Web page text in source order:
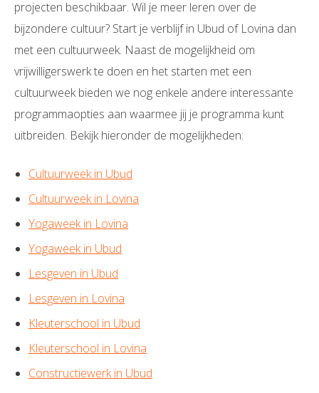
projecten beschikbaar. Wil je meer leren over de
bijzondere cultuur? Start je verblijf in Ubud of Lovina dan
met een cultuurweek. Naast de mogelijkheid om
vrijwilligerswerk te doen en het starten met een
cultuurweek bieden we nog enkele andere interessante
programmaopties aan waarmee jij je programma kunt
uitbreiden. Bekijk hieronder de mogelijkheden:
Cultuurweek in Ubud
Cultuurweek in Lovina
Yogaweek in Lovina
Yogaweek in Ubud
Lesgeven in Ubud
Lesgeven in Lovina
Kleuterschool in Ubud
Kleuterschool in Lovina
Constructiewerk in Ubud